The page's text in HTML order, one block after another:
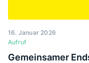
Aufruf
16. Januar 2026
Gemeinsamer